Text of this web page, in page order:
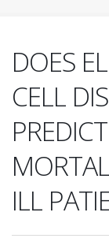
DOES
CELL
ILL